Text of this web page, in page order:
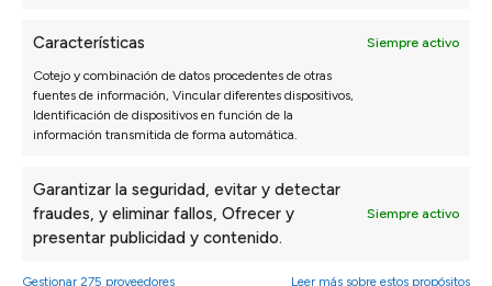
Características Siempre activo
Cotejo y combinación de datos procedentes de otras
fuentes de información, Vincular diferentes dispositivos,
Identificación de dispositivos en función de la
información transmitida de forma automática.
Garantizar la seguridad, evitar y detectar
fraudes, y eliminar fallos, Ofrecer y
presentar publicidad y contenido.
Siempre activo
Gestionar 275 proveedores Leer más sobre estos propósitos